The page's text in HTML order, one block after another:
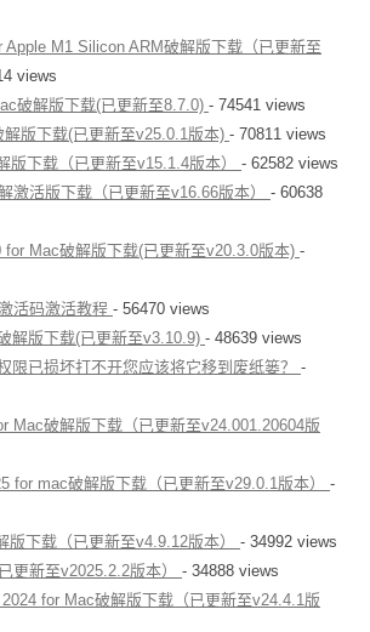
Apple M1 Silicon ARM破解版下载（已更新至
views
破解版下载(已更新至8.7.0) - 74541 views
版下载(已更新至v25.0.1版本) - 70811 views
版下载（已更新至v15.1.4版本） - 62582 views
激活版下载（已更新至v16.66版本） - 60638
for Mac破解版下载(已更新至v20.3.0版本) -
活码激活教程 - 56470 views
解版下载(已更新至v3.10.9) - 48639 views
限已损坏打不开您应该将它移到废纸篓？ -
Mac破解版下载（已更新至v24.001.20604版
for mac破解版下载（已更新至v29.0.1版本） -
版下载（已更新至v4.9.12版本） - 34992 views
更新至v2025.2.2版本） - 34888 views
for Mac破解版下载（已更新至v24.4.1版